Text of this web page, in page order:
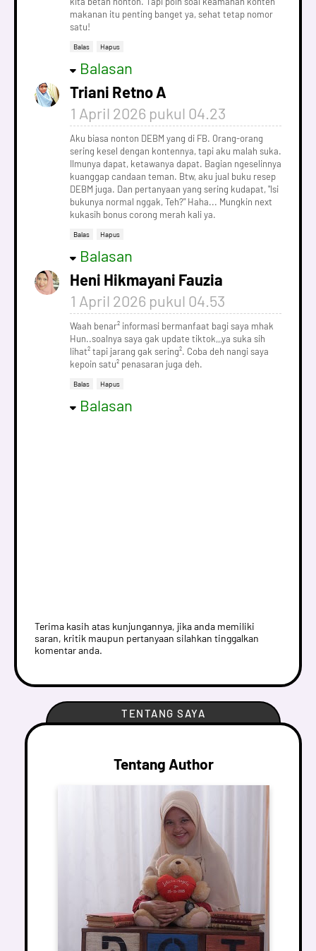
makanan itu penting banget ya, sehat tetap nomor
satu!
Balas Hapus
Balasan
Triani Retno A
1 April 2026 pukul 04.23
Aku biasa nonton DEBM yang di FB. Orang-orang
sering kesel dengan kontennya, tapi aku malah suka.
Ilmunya dapat, ketawanya dapat. Bagian ngeselinnya
kuanggap candaan teman. Btw, aku jual buku resep
DEBM juga. Dan pertanyaan yang sering kudapat, "Isi
bukunya normal nggak, Teh?" Haha... Mungkin next
kukasih bonus corong merah kali ya.
Balas Hapus
Balasan
Heni Hikmayani Fauzia
1 April 2026 pukul 04.53
Waah benar² informasi bermanfaat bagi saya mhak
Hun..soalnya saya gak update tiktok,,,ya suka sih
lihat² tapi jarang gak sering². Coba deh nangi saya
kepoin satu² penasaran juga deh.
Balas Hapus
Balasan
Terima kasih atas kunjungannya, jika anda memiliki
saran, kritik maupun pertanyaan silahkan tinggalkan
komentar anda.
TENTANG SAYA
Tentang Author